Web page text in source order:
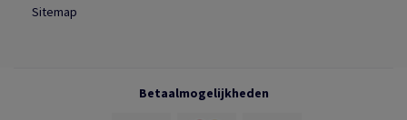
Sitemap
Betaalmogelijkheden